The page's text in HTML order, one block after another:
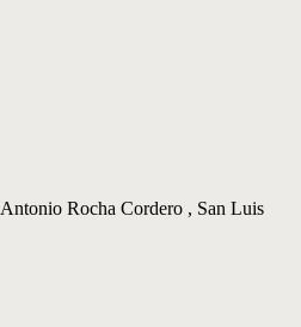
Rocha Cordero , San Luis